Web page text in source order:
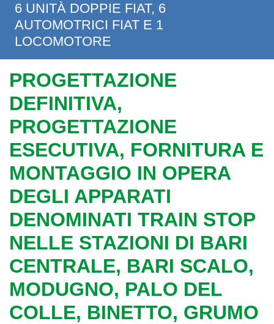
6 UNITÀ DOPPIE FIAT, 6
AUTOMOTRICI FIAT E 1
LOCOMOTORE
PROGETTAZIONE
DEFINITIVA,
PROGETTAZIONE
ESECUTIVA, FORNITURA E
MONTAGGIO IN OPERA
DEGLI APPARATI
DENOMINATI TRAIN STOP
NELLE STAZIONI DI BARI
CENTRALE, BARI SCALO,
MODUGNO, PALO DEL
COLLE, BINETTO, GRUMO